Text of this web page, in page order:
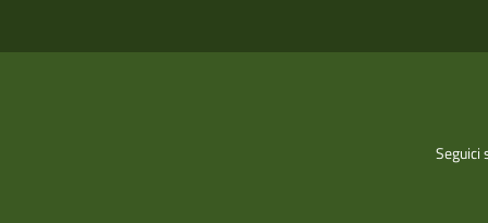
Seguici